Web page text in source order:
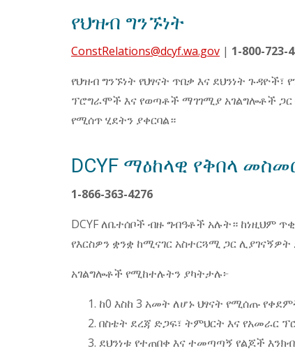
የህዝብ ግንኙነት
ConstRelations@dcyf.wa.gov | 1-800-723-
የህዝብ ግንኙነት የህፃናት ጥበቃ እና ደህንነት ጉዳዮች፣
ፕሮግራሞች እና የወጣቶች ማገገሚያ አገልግሎቶች
የሚሰጥ ሂደትን ያቀርባል።
DCYF ማዕከላዊ የቅበላ
1-866-363-4276
DCYF ለቤተሰቦች ብዙ ግብዓቶች አሉት። ከነዚህም
የእርስዎን ቋንቋ ከሚናገር አስተርጓሚ ጋር ሊያገናኝዎት
አገልግሎቶች የሚከተሉትን ያካትታሉ፦
ከ0 እስከ 3 አመት ለሆኑ ህፃናት የሚሰጡ
በስቴት ደረጃ ድጋፍ፣ ትምህርት እና የአመራር
ደህንነቱ የተጠበቀ እና ተመጣጣኝ የልጆች